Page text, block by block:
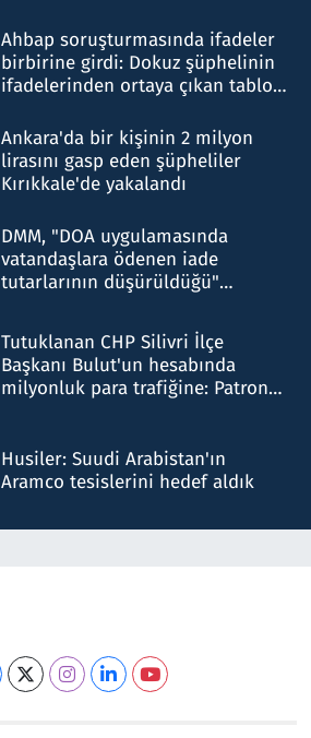
Ahbap soruşturmasında ifadeler
birbirine girdi: Dokuz şüphelinin
ifadelerinden ortaya çıkan tablo
Ankara'da bir kişinin 2 milyon
lirasını gasp eden şüpheliler
Kırıkkale'de yakalandı
DMM, "DOA uygulamasında
vatandaşlara ödenen iade
tutarlarının düşürüldüğü"
Tutuklanan CHP Silivri İlçe
Başkanı Bulut'un hesabında
milyonluk para trafiğine: Patron
Husiler: Suudi Arabistan'ın
Aramco tesislerini hedef aldık